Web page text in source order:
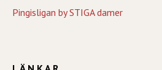
Pingisligan by STIGA damer